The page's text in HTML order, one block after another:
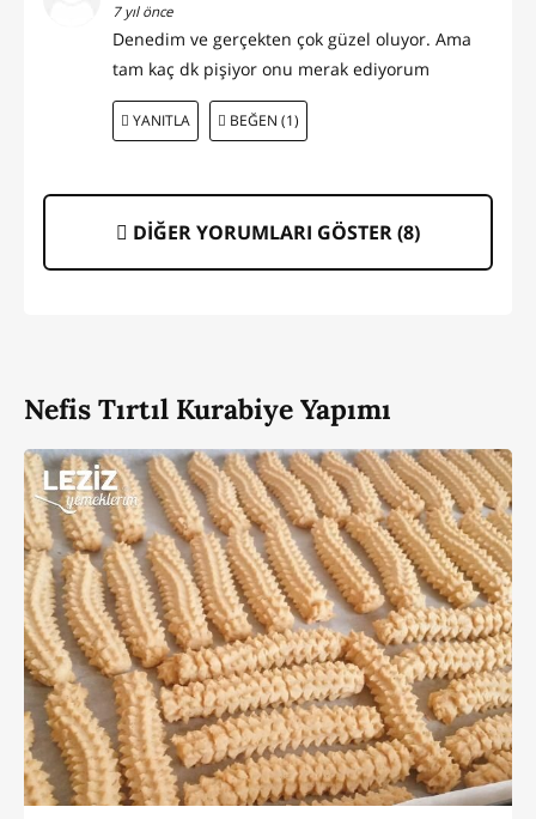
7 yıl önce
Denedim ve gerçekten çok güzel oluyor. Ama
tam kaç dk pişiyor onu merak ediyorum
YANITLA BEĞEN (1)
DİĞER YORUMLARI GÖSTER (8)
Nefis Tırtıl Kurabiye Yapımı